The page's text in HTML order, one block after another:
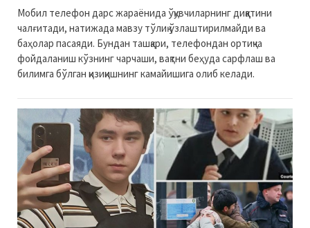
Мобил телефон дарс жараёнида ўқувчиларнинг диққатини
чалғитади, натижада мавзу тўлиқ ўзлаштирилмайди ва
баҳолар пасаяди. Бундан ташқари, телефондан ортиқча
фойдаланиш кўзнинг чарчаши, вақтни беҳуда сарфлаш ва
билимга бўлган қизиқишнинг камайишига олиб келади.